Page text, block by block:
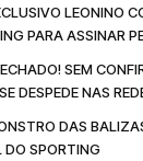
LEONINO
PARA ASSINAR
SEM
DESPEDE NAS
DAS
DO SPORTING